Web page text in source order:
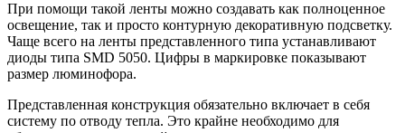
При помощи такой ленты можно создавать как полноценное
освещение, так и просто контурную декоративную подсветку.
Чаще всего на ленты представленного типа устанавливают
диоды типа SMD 5050. Цифры в маркировке показывают
размер люминофора.
Представленная конструкция обязательно включает в себя
систему по отводу тепла. Это крайне необходимо для